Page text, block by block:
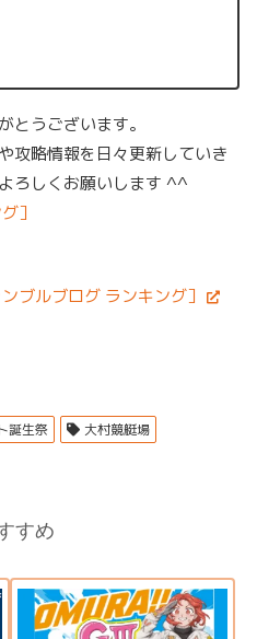
とうございます。
攻略情報を日々更新していき
ろしくお願いします ^^
］
ブルブログ ランキング］
誕生祭
大村競艇場
すめ